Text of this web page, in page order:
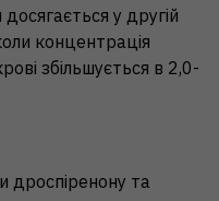
у другій
концентрація
збільшується в 2,0-
дроспіренону та